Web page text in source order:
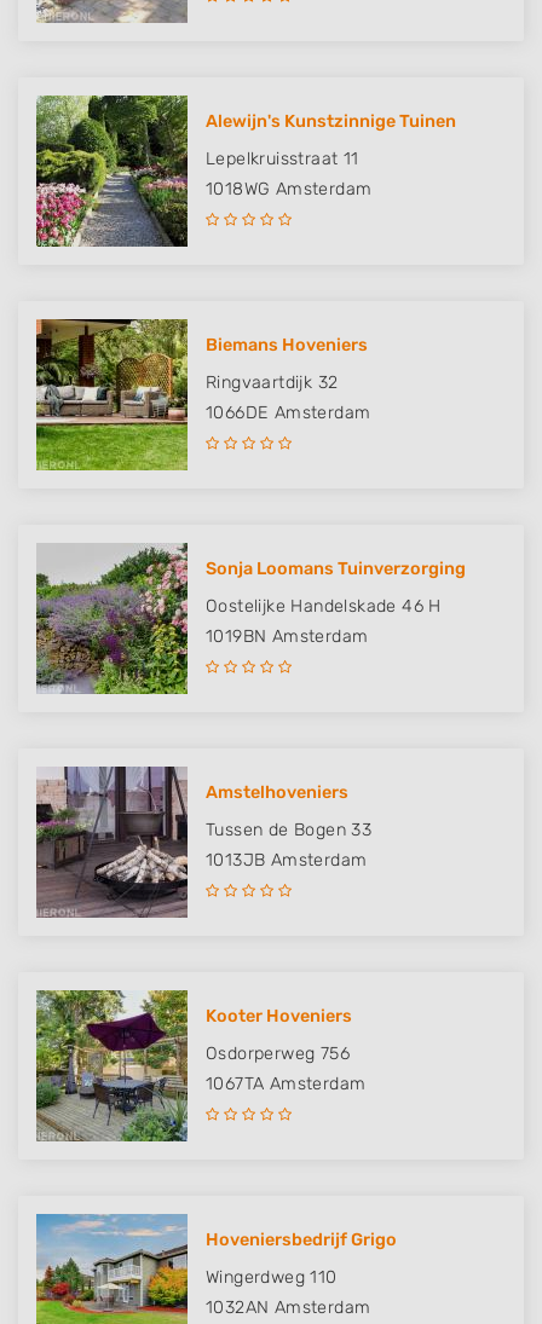
Alewijn's Kunstzinnige Tuinen
Lepelkruisstraat 11
1018WG Amsterdam
Biemans Hoveniers
Ringvaartdijk 32
1066DE Amsterdam
Sonja Loomans Tuinverzorging
Oostelijke Handelskade 46 H
1019BN Amsterdam
Amstelhoveniers
Tussen de Bogen 33
1013JB Amsterdam
Kooter Hoveniers
Osdorperweg 756
1067TA Amsterdam
Hoveniersbedrijf Grigo
Wingerdweg 110
1032AN Amsterdam